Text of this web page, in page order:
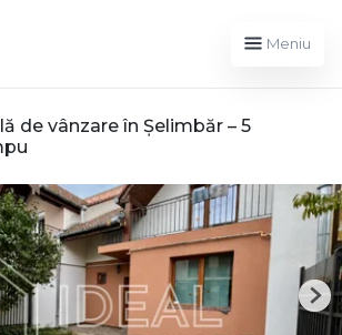
Meniu
de vânzare în Șelimbăr – 5